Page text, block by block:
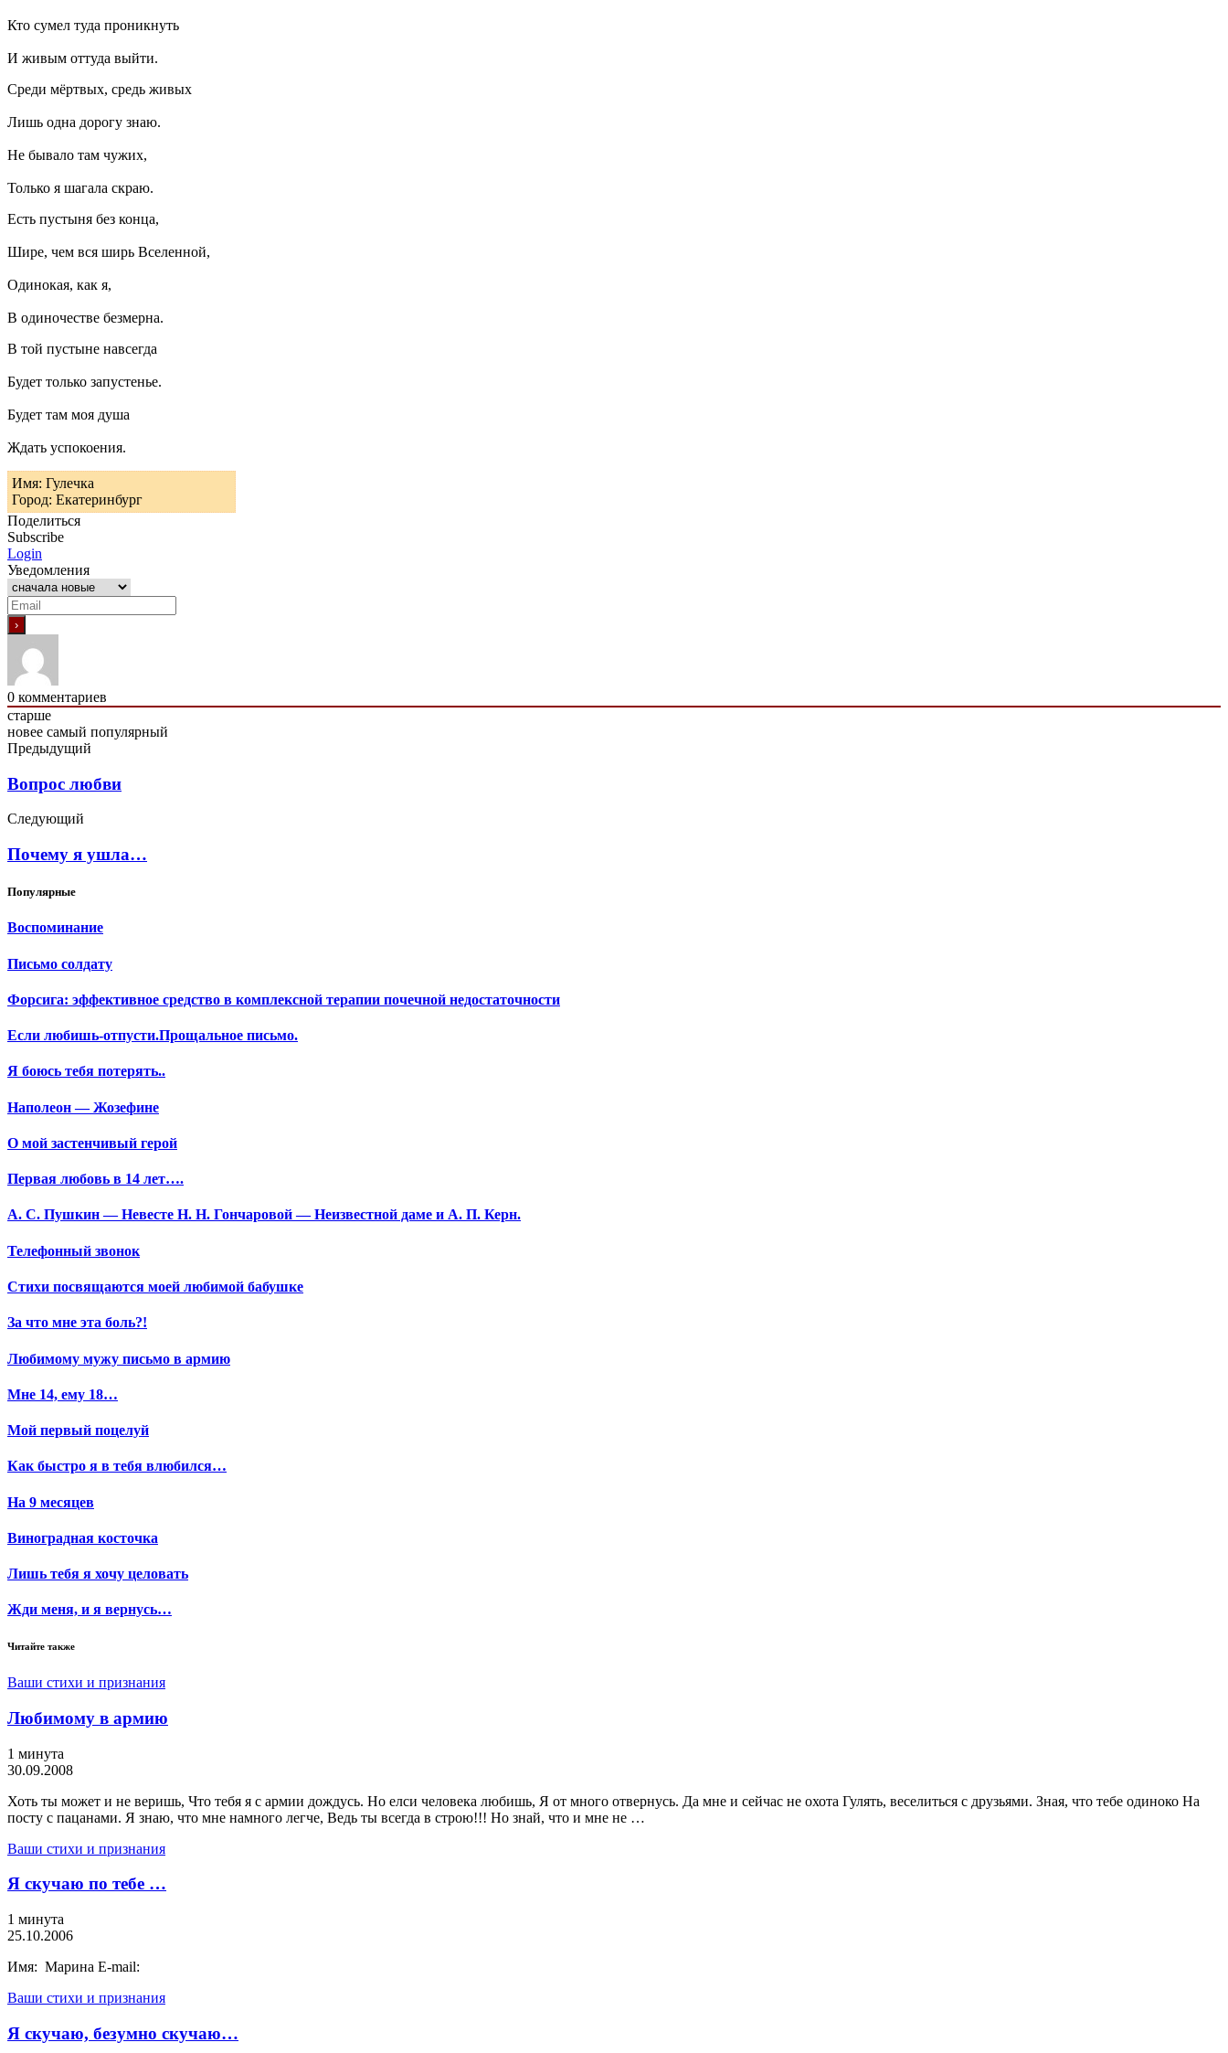
Кто сумел туда проникнуть
И живым оттуда выйти.
Среди мёртвых, средь живых
Лишь одна дорогу знаю.
Не бывало там чужих,
Только я шагала скраю.
Есть пустыня без конца,
Шире, чем вся ширь Вселенной,
Одинокая, как я,
В одиночестве безмерна.
В той пустыне навсегда
Будет только запустенье.
Будет там моя душа
Ждать успокоения.
Имя: Гулечка
Город: Екатеринбург
Поделиться
Subscribe
Login
Уведомления
0 комментариев
старше
новее самый популярный
Предыдущий
Вопрос любви
Следующий
Почему я ушла…
Популярные
Воспоминание
Письмо солдату
Форсига: эффективное средство в комплексной терапии почечной недостаточности
Если любишь-отпусти.Прощальное письмо.
Я боюсь тебя потерять..
Наполеон — Жозефине
О мой застенчивый герой
Первая любовь в 14 лет….
А. С. Пушкин — Невесте Н. Н. Гончаровой — Неизвестной даме и А. П. Керн.
Телефонный звонок
Стихи посвящаются моей любимой бабушке
За что мне эта боль?!
Любимому мужу письмо в армию
Мне 14, ему 18…
Мой первый поцелуй
Как быстро я в тебя влюбился…
На 9 месяцев
Виноградная косточка
Лишь тебя я хочу целовать
Жди меня, и я вернусь…
Читайте также
Ваши стихи и признания
Любимому в армию
1 минута
30.09.2008
Хоть ты может и не веришь, Что тебя я с армии дождусь. Но елси человека любишь, Я от много отвернусь. Да мне и сейчас не охота Гулять, веселиться с друзьями. Зная, что тебе одиноко На
посту с пацанами. Я знаю, что мне намного легче, Ведь ты всегда в строю!!! Но знай, что и мне не …
Ваши стихи и признания
Я скучаю по тебе …
1 минута
25.10.2006
Имя: Марина E-mail:
Ваши стихи и признания
Я скучаю, безумно скучаю…